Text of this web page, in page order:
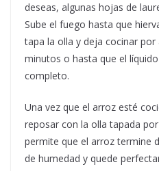
deseas, algunas hojas de
Sube el fuego hasta que
tapa la olla y deja cocinar
minutos o hasta que el
completo.
Una vez que el arroz esté
reposar con la olla tapada
permite que el arroz termine
de humedad y quede